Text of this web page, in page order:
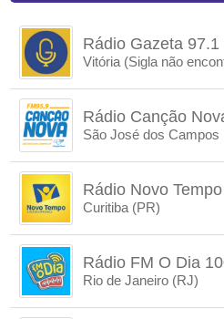
Rádio Gazeta 97.1
Vitória (Sigla não
Rádio Canção
São José dos Campos
Rádio Novo
Curitiba (PR)
Rádio FM O Dia
Rio de Janeiro (RJ)